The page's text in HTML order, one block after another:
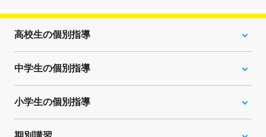
高校生の個別指導
中学生の個別指導
小学生の個別指導